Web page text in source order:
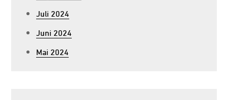
Juli 2024
Juni 2024
Mai 2024